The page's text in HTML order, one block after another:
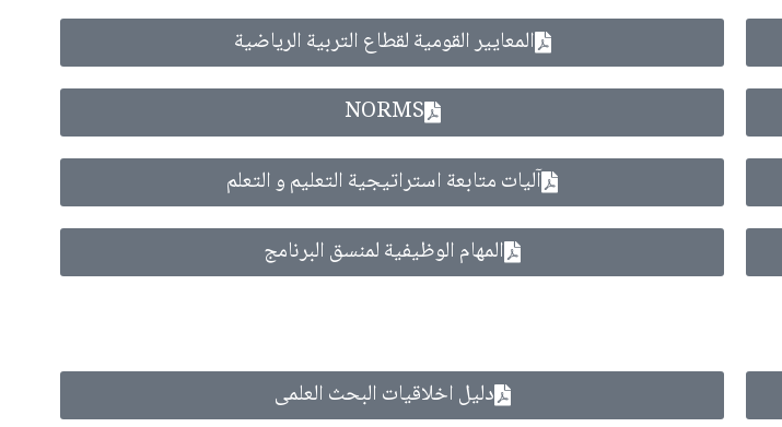
المعايير القومية لقطاع التربية الرياضية
NORMS
آليات متابعة استراتيجية التعليم و التعلم
المهام الوظيفية لمنسق البرنامج
دليل اخلاقيات البحث العلمى